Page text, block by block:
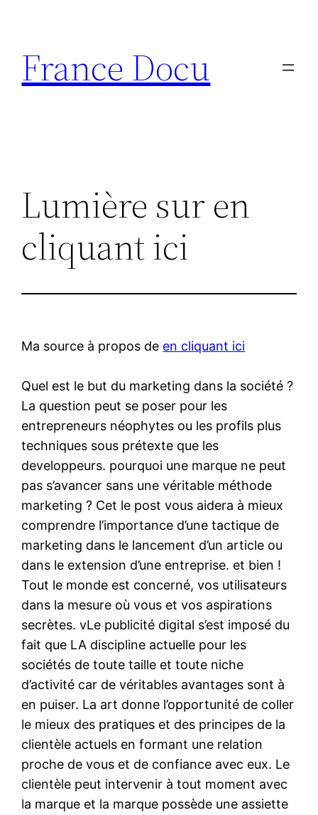
contenu
France Docu
Lumière sur en
cliquant ici
Ma source à propos de en cliquant ici
Quel est le but du marketing dans la société ?
La question peut se poser pour les
entrepreneurs néophytes ou les profils plus
techniques sous prétexte que les
developpeurs. pourquoi une marque ne peut
pas s’avancer sans une véritable méthode
marketing ? Cet le post vous aidera à mieux
comprendre l’importance d’une tactique de
marketing dans le lancement d’un article ou
dans le extension d’une entreprise. et bien !
Tout le monde est concerné, vos utilisateurs
dans la mesure où vous et vos aspirations
secrètes. vLe publicité digital s’est imposé du
fait que LA discipline actuelle pour les
sociétés de toute taille et toute niche
d’activité car de véritables avantages sont à
en puiser. La art donne l’opportunité de coller
le mieux des pratiques et des principes de la
clientèle actuels en formant une relation
proche de vous et de confiance avec eux. Le
clientèle peut intervenir à tout moment avec
la marque et la marque possède une assiette